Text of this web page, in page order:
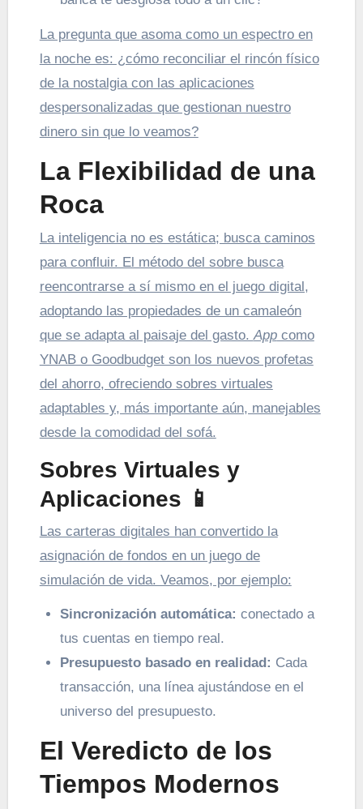
La pregunta que asoma como un espectro en
la noche es: ¿cómo reconciliar el rincón físico
de la nostalgia con las aplicaciones
despersonalizadas que gestionan nuestro
dinero sin que lo veamos?
La Flexibilidad de una
Roca
La inteligencia no es estática; busca caminos
para confluir. El método del sobre busca
reencontrarse a sí mismo en el juego digital,
adoptando las propiedades de un camaleón
que se adapta al paisaje del gasto.Appcomo
YNAB o Goodbudget son los nuevos profetas
del ahorro, ofreciendo sobres virtuales
adaptables y, más importante aún, manejables
desde la comodidad del sofá.
Sobres Virtuales y
Aplicaciones 📱
Las carteras digitales han convertido la
asignación de fondos en un juego de
simulación de vida. Veamos, por ejemplo:
Sincronización automática: conectado a
tus cuentas en tiempo real.
Presupuesto basado en realidad: Cada
transacción, una línea ajustándose en el
universo del presupuesto.
El Veredicto de los
Tiempos Modernos